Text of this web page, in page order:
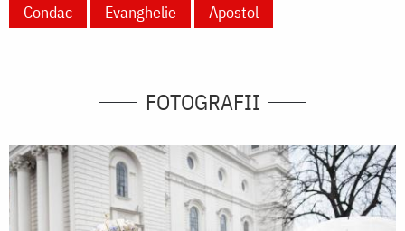
Condac
Evanghelie Apostol
FOTOGRAFII